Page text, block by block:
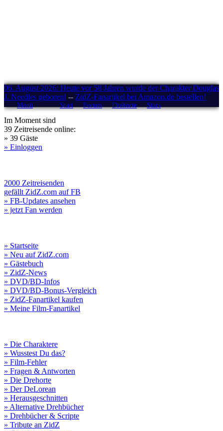
06. August 2026: Heute vor 58 Jahren wurde der Charakter Douglas
J. Needles geboren! -- ZidZ-Fanartikel bei Amazon.de bestellen!
Menü Start Forum Drehorte Stars
Im Moment sind
39 Zeitreisende online:
» 39 Gäste
» Einloggen
2000 Zeitreisenden
gefällt ZidZ.com auf FB
» FB-Updates ansehen
» jetzt Fan werden
» Startseite
» Neu auf ZidZ.com
» Gästebuch
» ZidZ-News
» DVD/BD-Infos
» DVD/BD-Bonus-Vergleich
» ZidZ-Fanartikel kaufen
» Meine Film-Fanartikel
» Die Charaktere
» Wusstest Du das?
» Film-Fehler
» Fragen & Antworten
» Die Drehorte
» Der DeLorean
» Herausgeschnitten
» Alternative Drehbücher
» Drehbücher & Scripte
» Tribute an ZidZ